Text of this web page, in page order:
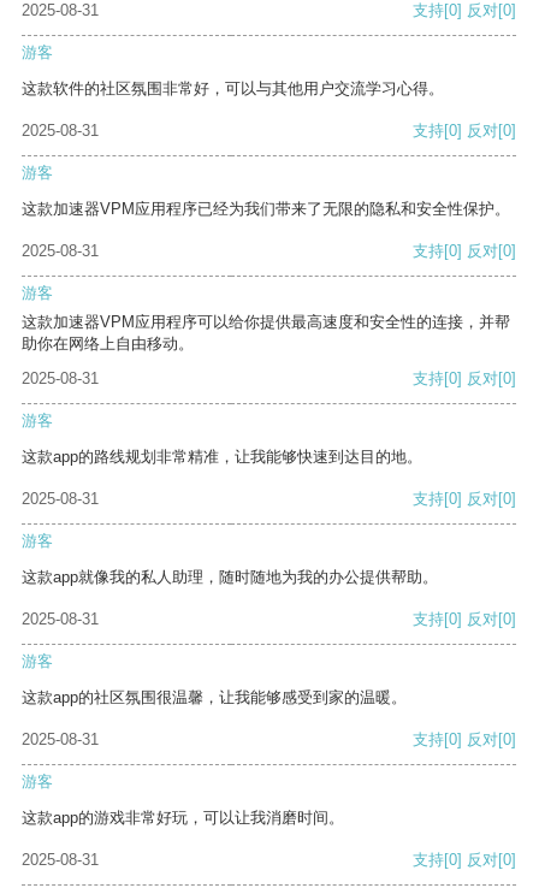
2025-08-31
支持[0] 反对[0]
游客
这款软件的社区氛围非常好，可以与其他用户交流学习心得。
2025-08-31 支持[0] 反对[0]
游客
这款加速器VPM应用程序已经为我们带来了无限的隐私和安全性保护。
2025-08-31 支持[0] 反对[0]
游客
这款加速器VPM应用程序可以给你提供最高速度和安全性的连接，并帮
助你在网络上自由移动。
2025-08-31
支持[0] 反对[0]
游客
这款app的路线规划非常精准，让我能够快速到达目的地。
2025-08-31 支持[0] 反对[0]
游客
这款app就像我的私人助理，随时随地为我的办公提供帮助。
2025-08-31 支持[0] 反对[0]
游客
这款app的社区氛围很温馨，让我能够感受到家的温暖。
2025-08-31 支持[0] 反对[0]
游客
这款app的游戏非常好玩，可以让我消磨时间。
2025-08-31 支持[0] 反对[0]